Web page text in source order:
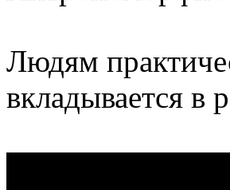
Людям
вкладывается в